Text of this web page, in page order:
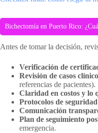
Bichectomía en Puerto Rico:
Antes de tomar la decisión,
Verificación de
Revisión de casos
referencias de pacientes).
Claridad en costos y lo
Protocolos de
Comunicación
Plan de seguimiento
emergencia.